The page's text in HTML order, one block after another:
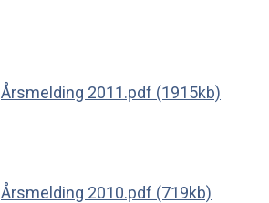
Årsmelding 2011.pdf (1915kb)
Årsmelding 2010.pdf (719kb)